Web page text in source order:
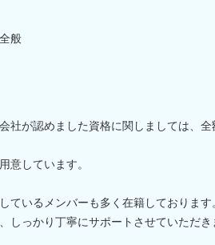
般
社が認めました資格に関しましては、全
意しています。
ているメンバーも多く在籍しております
しっかり丁寧にサポートさせていただき